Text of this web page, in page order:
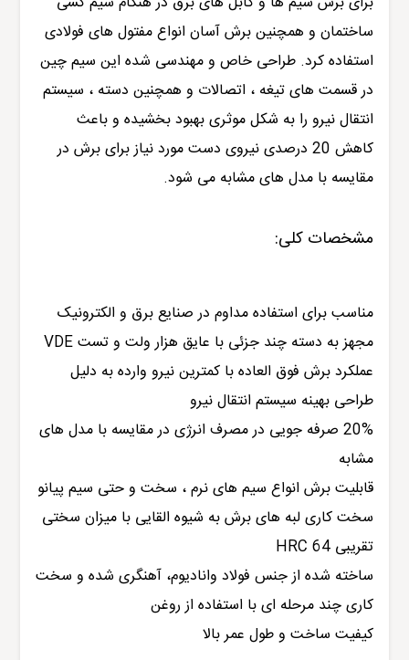
ساختمان و همچنین برش آسان انواع مفتول های فولادی
استفاده کرد. طراحی خاص و مهندسی شده این سیم چین
در قسمت های تیغه ، اتصالات و همچنین دسته ، سیستم
انتقال نیرو را به شکل موثری بهبود بخشیده و باعث
کاهش 20 درصدی نیروی دست مورد نیاز برای برش در
مقایسه با مدل های مشابه می شود.
مشخصات کلی:
مناسب برای استفاده مداوم در صنایع برق و الکترونیک
مجهز به دسته چند جزئی با عایق هزار ولت و تست VDE
عملکرد برش فوق العاده با کمترین نیرو وارده به دلیل
طراحی بهینه سیستم انتقال نیرو
20% صرفه جویی در مصرف انرژی در مقایسه با مدل های
مشابه
قابلیت برش انواع سیم های نرم ، سخت و حتی سیم پیانو
سخت کاری لبه های برش به شیوه القایی با میزان سختی
تقریبی HRC 64
ساخته شده از جنس فولاد وانادیوم، آهنگری شده و سخت
کاری چند مرحله ای با استفاده از روغن
کیفیت ساخت و طول عمر بالا